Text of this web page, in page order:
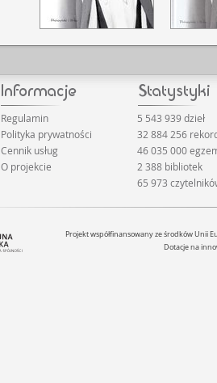
Regulamin
Polityka prywatności
Cennik usług
O projekcie
5 543 939 dzieł
32 884 256
46 035 000
2 388 bibliotek
65 973
Projekt współfinansowany ze środków Unii
Dotacje na